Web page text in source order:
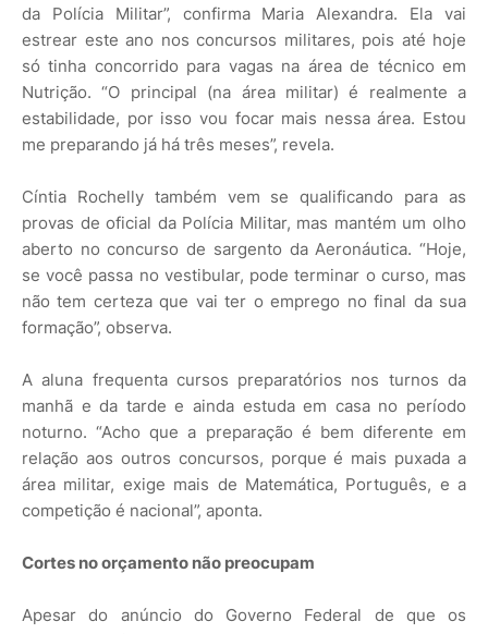
da Polícia Militar”, confirma Maria Alexandra. Ela vai
estrear este ano nos concursos militares, pois até hoje
só tinha concorrido para vagas na área de técnico em
Nutrição. “O principal (na área militar) é realmente a
estabilidade, por isso vou focar mais nessa área. Estou
me preparando já há três meses”, revela.
Cíntia Rochelly também vem se qualificando para as
provas de oficial da Polícia Militar, mas mantém um olho
aberto no concurso de sargento da Aeronáutica. “Hoje,
se você passa no vestibular, pode terminar o curso, mas
não tem certeza que vai ter o emprego no final da sua
formação”, observa.
A aluna frequenta cursos preparatórios nos turnos da
manhã e da tarde e ainda estuda em casa no período
noturno. “Acho que a preparação é bem diferente em
relação aos outros concursos, porque é mais puxada a
área militar, exige mais de Matemática, Português, e a
competição é nacional”, aponta.
Cortes no orçamento não preocupam
Apesar do anúncio do Governo Federal de que os